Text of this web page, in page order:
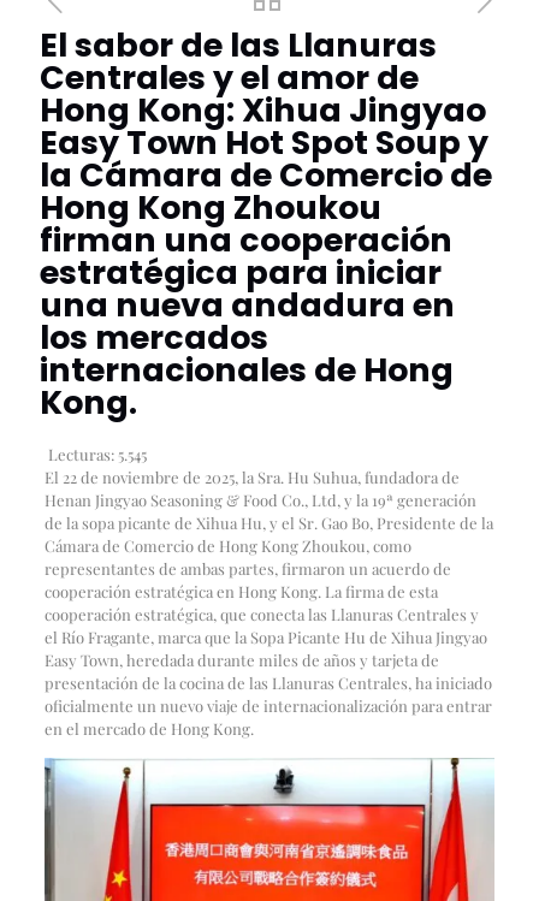
El sabor de las Llanuras
Centrales y el amor de
Hong Kong: Xihua Jingyao
Easy Town Hot Spot Soup y
la Cámara de Comercio de
Hong Kong Zhoukou
firman una cooperación
estratégica para iniciar
una nueva andadura en
los mercados
internacionales de Hong
Kong.
Lecturas: 5.545
El 22 de noviembre de 2025, la Sra. Hu Suhua, fundadora de
Henan Jingyao Seasoning & Food Co., Ltd, y la 19ª generación
de la sopa picante de Xihua Hu, y el Sr. Gao Bo, Presidente de la
Cámara de Comercio de Hong Kong Zhoukou, como
representantes de ambas partes, firmaron un acuerdo de
cooperación estratégica en Hong Kong. La firma de esta
cooperación estratégica, que conecta las Llanuras Centrales y
el Río Fragante, marca que la Sopa Picante Hu de Xihua Jingyao
Easy Town, heredada durante miles de años y tarjeta de
presentación de la cocina de las Llanuras Centrales, ha iniciado
oficialmente un nuevo viaje de internacionalización para entrar
en el mercado de Hong Kong.